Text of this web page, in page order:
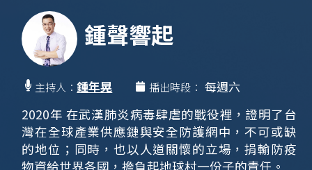
鍾聲響起
主持人：鍾年晃 播出時段： 每週六
2020年 在武漢肺炎病毒肆虐的戰役裡，證明了台
灣在全球產業供應鏈與安全防護網中，不可或缺
的地位；同時，也以人道關懷的立場，捐輸防疫
物資給世界各國，擔負起地球村一份子的責任。